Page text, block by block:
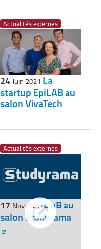
Actualités externes
24 Juin 2021 La
startup EpiLAB au
salon VivaTech
Actualités externes
17 Nov 2020L’uB au
salon Studyrama